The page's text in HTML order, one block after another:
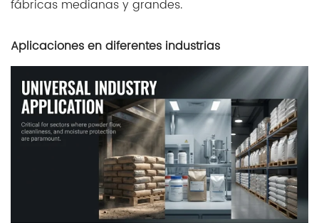
fábricas medianas y grandes.
Aplicaciones en diferentes industrias